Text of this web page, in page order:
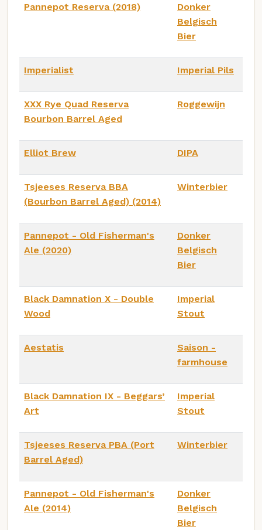
Pannepot Reserva (2018)
Donker
Belgisch
Bier
Imperialist Imperial Pils
XXX Rye Quad Reserva
Bourbon Barrel Aged
Roggewijn
Elliot Brew DIPA
Tsjeeses Reserva BBA
(Bourbon Barrel Aged) (2014)
Winterbier
Pannepot - Old Fisherman's
Ale (2020)
Donker
Belgisch
Bier
Black Damnation X - Double
Wood
Imperial
Stout
Aestatis
Saison -
farmhouse
Black Damnation IX - Beggars’
Art
Imperial
Stout
Tsjeeses Reserva PBA (Port
Barrel Aged)
Winterbier
Pannepot - Old Fisherman's
Ale (2014)
Donker
Belgisch
Bier